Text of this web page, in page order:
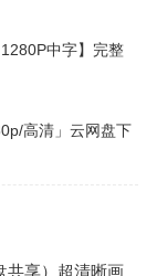
中字】完整
高清」云网盘下
共享）超清晰画